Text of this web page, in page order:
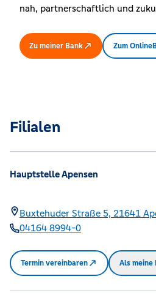
nah, partnerschaftlich und
Zu meiner Bank Zum
Filialen
Hauptstelle Apensen
Buxtehuder Straße 5, 21641
04164 8994-0
Termin vereinbaren Als meine